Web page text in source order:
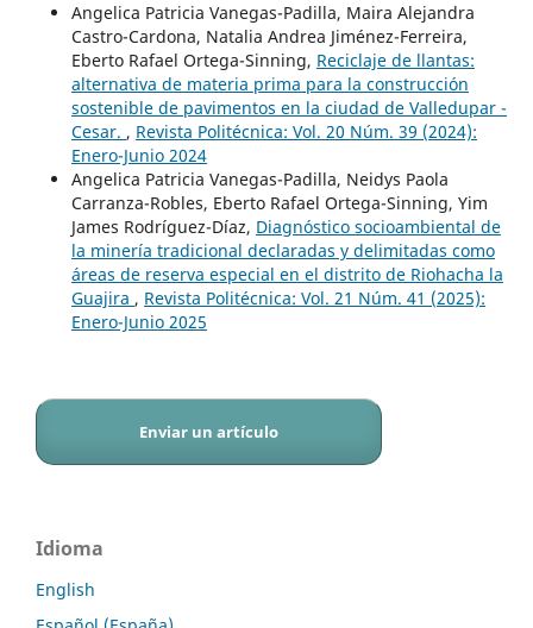
Angelica Patricia Vanegas-Padilla, Maira Alejandra
Castro-Cardona, Natalia Andrea Jiménez-Ferreira,
Eberto Rafael Ortega-Sinning, Reciclaje de llantas:
alternativa de materia prima para la construcción
sostenible de pavimentos en la ciudad de Valledupar -
Cesar. , Revista Politécnica: Vol. 20 Núm. 39 (2024):
Enero-Junio 2024
Angelica Patricia Vanegas-Padilla, Neidys Paola
Carranza-Robles, Eberto Rafael Ortega-Sinning, Yim
James Rodríguez-Díaz, Diagnóstico socioambiental de
la minería tradicional declaradas y delimitadas como
áreas de reserva especial en el distrito de Riohacha la
Guajira , Revista Politécnica: Vol. 21 Núm. 41 (2025):
Enero-Junio 2025
Enviar un artículo
Idioma
English